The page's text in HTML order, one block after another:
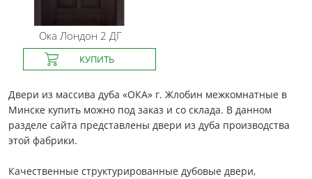
Ока Лондон 2 ДГ
Двери из массива дуба «ОКА» г. Жлобин межкомнатные в
Минске купить можно под заказ и со склада. В данном
разделе сайта представлены двери из дуба производства
этой фабрики.
Качественные структурированные дубовые двери,